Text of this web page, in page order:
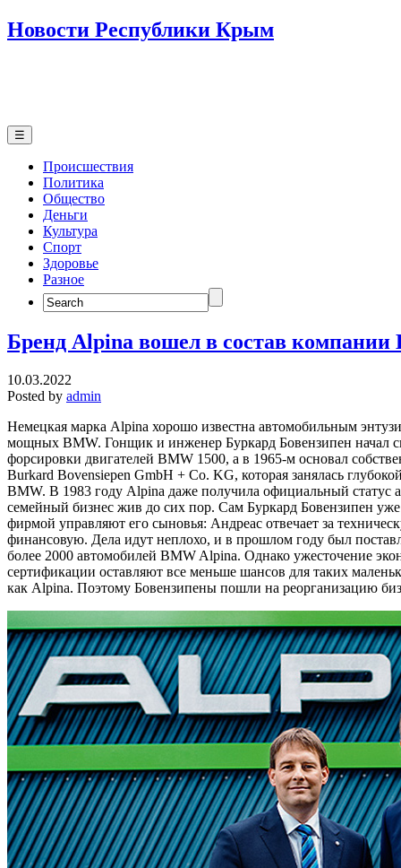
Новости Республики Крым
☰
Происшествия
Политика
Общество
Деньги
Культура
Спорт
Здоровье
Разное
Search
for:
Бренд Alpina вошел в состав компании
10.03.2022
Posted by admin
Немецкая марка Alpina хорошо известна автомобильным
мощных BMW. Гонщик и инженер Буркард Бовензипен начал
форсировки двигателей BMW 1500, а в 1965-м основал
Burkard Bovensiepen GmbH + Co. KG, которая занялась
BMW. В 1983 году Alpina даже получила официальный статус
семейный бизнес жив до сих пор. Сам Буркард Бовензипен
фирмой управляют его сыновья: Андреас отвечает за
финансовую. Дела идут неплохо, и в прошлом году был
более 2000 автомобилей BMW Alpina. Однако ужесточение
сертификации оставляют все меньше шансов для таких
как Alpina. Поэтому Бовензипены пошли на реорганизацию